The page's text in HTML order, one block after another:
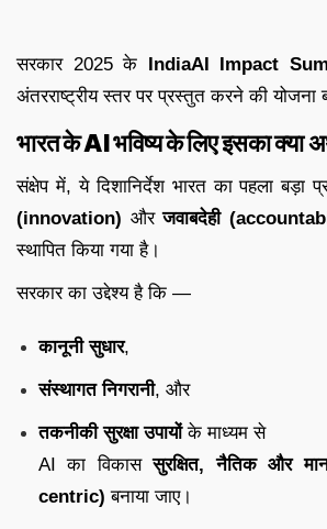
सरकार 2025 के IndiaAI Impact
अंतरराष्ट्रीय स्तर पर प्रस्तुत करने की योजना
भारत के AI भविष्य के लिए इसका क्या
संक्षेप में, ये दिशानिर्देश भारत का पहला बड़ा
(innovation) औरजवाबदेही
स्थापित किया गया है।
सरकार का उद्देश्य है कि —
कानूनी सुधार,
संस्थागत निगरानी, और
तकनीकी सुरक्षा उपायोंके माध्यम से
AI का विकाससुरक्षित, नैतिक और
centric) बनाया जाए।